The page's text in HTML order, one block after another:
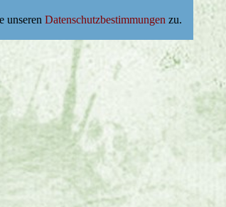
unseren Datenschutzbestimmungen zu.